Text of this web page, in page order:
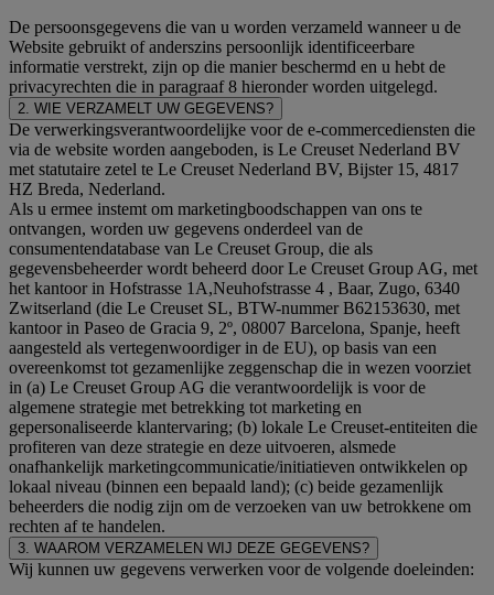
De persoonsgegevens die van u worden verzameld wanneer u de
Website gebruikt of anderszins persoonlijk identificeerbare
informatie verstrekt, zijn op die manier beschermd en u hebt de
privacyrechten die in paragraaf 8 hieronder worden uitgelegd.
2. WIE VERZAMELT UW GEGEVENS?
De verwerkingsverantwoordelijke voor de e-commercediensten die
via de website worden aangeboden, is Le Creuset Nederland BV
met statutaire zetel te Le Creuset Nederland BV, Bijster 15, 4817
HZ Breda, Nederland.
Als u ermee instemt om marketingboodschappen van ons te
ontvangen, worden uw gegevens onderdeel van de
consumentendatabase van Le Creuset Group, die als
gegevensbeheerder wordt beheerd door Le Creuset Group AG, met
het kantoor in Hofstrasse 1A,Neuhofstrasse 4 , Baar, Zugo, 6340
Zwitserland (die Le Creuset SL, BTW-nummer B62153630, met
kantoor in Paseo de Gracia 9, 2º, 08007 Barcelona, Spanje, heeft
aangesteld als vertegenwoordiger in de EU), op basis van een
overeenkomst tot gezamenlijke zeggenschap die in wezen voorziet
in (a) Le Creuset Group AG die verantwoordelijk is voor de
algemene strategie met betrekking tot marketing en
gepersonaliseerde klantervaring; (b) lokale Le Creuset-entiteiten die
profiteren van deze strategie en deze uitvoeren, alsmede
onafhankelijk marketingcommunicatie/initiatieven ontwikkelen op
lokaal niveau (binnen een bepaald land); (c) beide gezamenlijk
beheerders die nodig zijn om de verzoeken van uw betrokkene om
rechten af te handelen.
3. WAAROM VERZAMELEN WIJ DEZE GEGEVENS?
Wij kunnen uw gegevens verwerken voor de volgende doeleinden: